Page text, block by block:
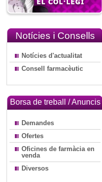
Notícies i Consells
Notícies d'actualitat
Consell farmacèutic
Borsa de treball / Anuncis
Demandes
Ofertes
Oficines de farmàcia en
venda
Diversos